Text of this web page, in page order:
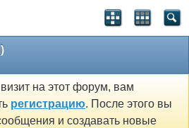
на этот форум, вам
регистрацию. После этого вы
и создавать новые